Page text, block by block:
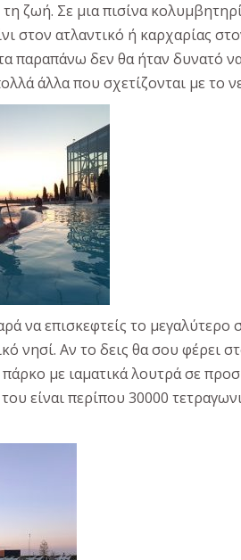
ζωή. Σε μια πισίνα
ατλαντικό ή καρχαρίας
παραπάνω δεν θα ήταν δυνατό
άλλα που σχετίζονται με το
να επισκεφτείς το
νησί. Αν το δεις θα σου φέρει
με ιαματικά λουτρά σε
είναι περίπου 30000